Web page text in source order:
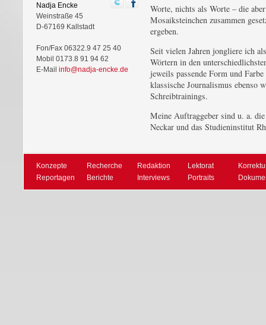
Nadja Encke
Weinstraße 45
D-67169 Kallstadt
Fon/Fax 06322.9 47 25 40
Mobil 0173.8 91 94 62
E-Mail info@nadja-encke.de
Worte, nichts als Worte – die
Mosaiksteinchen zusammen
ergeben.
Seit vielen Jahren jongliere ich
Wörtern in den
jeweils passende Form und
klassische Journalismus ebenso
Schreibtrainings.
Meine Auftraggeber sind u. a.
Neckar und das Studieninstitut
Konzepte Recherche Redaktion Lektorat
Reportagen
Berichte Interviews Portraits